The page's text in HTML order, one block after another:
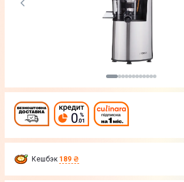
Кешбэк 189 ₴